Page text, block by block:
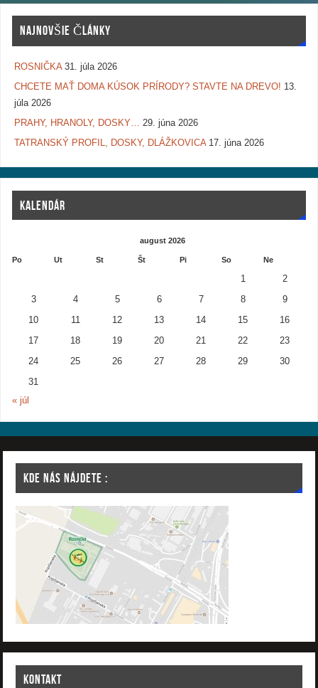
NAJNOVŠIE ČLÁNKY
ROSNIČKA 31. júla 2026
CHCETE MAŤ DOMA KÚSOK PRÍRODY? STAVTE NA DREVO! 13.
júla 2026
PRAHY, HRANOLY, DOSKY… 29. júna 2026
TATRANSKÝ PROFIL, DOSKY, DLÁŽKOVICA 17. júna 2026
KALENDÁR
august 2026
Po Ut St Št Pi So Ne
1 2
3 4 5 6 7 8 9
10 11 12 13 14 15 16
17 18 19 20 21 22 23
24 25 26 27 28 29 30
31
« júl
KDE NÁS NÁJDETE :
KONTAKT